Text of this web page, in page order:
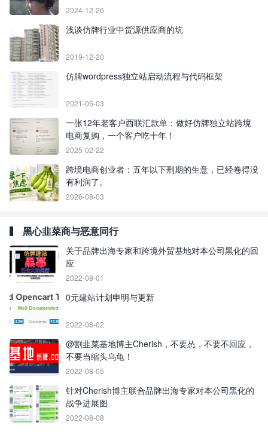
2024-12-26
浅谈仿牌行业中货源供应商的坑
2019-12-20
仿牌wordpress独立站启动流程与代码框架
2021-05-03
一张12年老客户西联汇款单：做好仿牌独立站跨境
电商复购，一个客户吃十年！
2025-02-22
跨境电商创业者：五年以下刑期的生意，已经卷得没
有利润了。
2026-08-03
黑心韭菜商与恶意同行
关于品牌出海专家和跨境外贸基地对本公司黑化的回
应
2022-08-01
0元建站计划申明与更新
2022-08-02
@割韭菜基地博主Cherish，不要怂，不要不回应，
不要当缩头乌龟！
2022-08-05
针对Cherish博主联合品牌出海专家对本公司黑化的
战争进展图
2022-08-08